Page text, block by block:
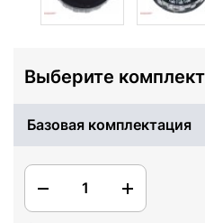
Выберите
Базовая комплектация
1